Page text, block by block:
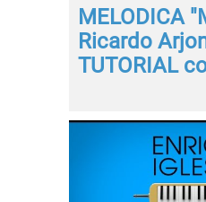
MELODICA
Ricardo
TUTORIAL